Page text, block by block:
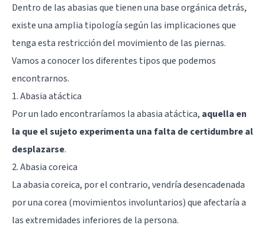
Dentro de las abasias que tienen una base orgánica detrás,
existe una amplia tipología según las implicaciones que
tenga esta restricción del movimiento de las piernas.
Vamos a conocer los diferentes tipos que podemos
encontrarnos.
1. Abasia atáctica
Por un lado encontraríamos la abasia atáctica, aquella en
la que el sujeto experimenta una falta de certidumbre al
desplazarse.
2. Abasia coreica
La abasia coreica, por el contrario, vendría desencadenada
por una corea (movimientos involuntarios) que afectaría a
las extremidades inferiores de la persona.